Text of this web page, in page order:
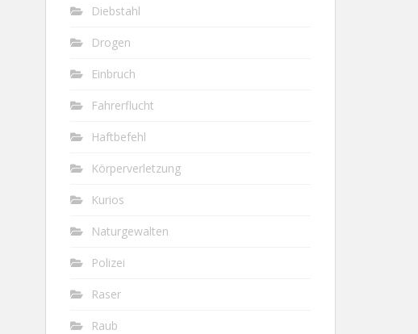
Diebstahl
Drogen
Einbruch
Fahrerflucht
Haftbefehl
Körperverletzung
Kurios
Naturgewalten
Polizei
Raser
Raub